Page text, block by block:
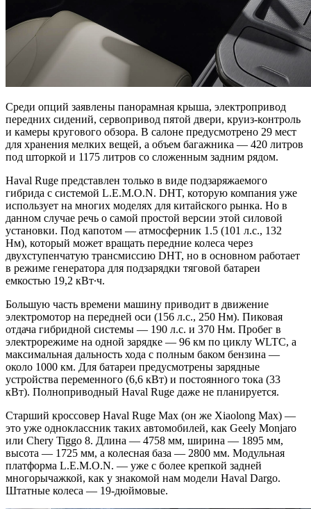
Среди опций заявлены панорамная крыша, электропривод
передних сидений, сервопривод пятой двери, круиз-контроль
и камеры кругового обзора. В салоне предусмотрено 29 мест
для хранения мелких вещей, а объем багажника — 420 литров
под шторкой и 1175 литров со сложенным задним рядом.
Haval Ruge представлен только в виде подзаряжаемого
гибрида с системой L.E.M.O.N. DHT, которую компания уже
использует на многих моделях для китайского рынка. Но в
данном случае речь о самой простой версии этой силовой
установки. Под капотом — атмосферник 1.5 (101 л.с., 132
Нм), который может вращать передние колеса через
двухступенчатую трансмиссию DHT, но в основном работает
в режиме генератора для подзарядки тяговой батареи
емкостью 19,2 кВт∙ч.
Большую часть времени машину приводит в движение
электромотор на передней оси (156 л.с., 250 Нм). Пиковая
отдача гибридной системы — 190 л.с. и 370 Нм. Пробег в
электрорежиме на одной зарядке — 96 км по циклу WLTC, а
максимальная дальность хода с полным баком бензина —
около 1000 км. Для батареи предусмотрены зарядные
устройства переменного (6,6 кВт) и постоянного тока (33
кВт). Полноприводный Haval Ruge даже не планируется.
Старший кроссовер Haval Ruge Max (он же Xiaolong Max) —
это уже одноклассник таких автомобилей, как Geely Monjaro
или Chery Tiggo 8. Длина — 4758 мм, ширина — 1895 мм,
высота — 1725 мм, а колесная база — 2800 мм. Модульная
платформа L.E.M.O.N. — уже с более крепкой задней
многорычажкой, как у знакомой нам модели Haval Dargo.
Штатные колеса — 19-дюймовые.